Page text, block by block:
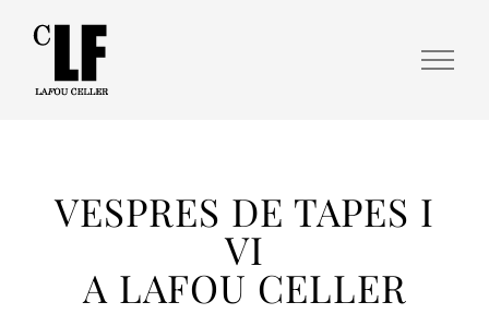
VESPRES DE TAPES I
VI
A LAFOU CELLER